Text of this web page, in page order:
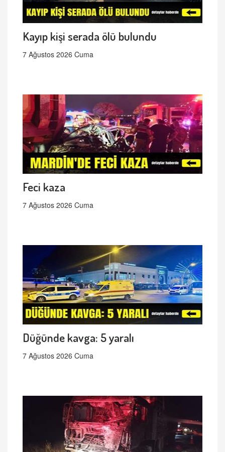
Kayıp kişi serada ölü bulundu
7 Ağustos 2026 Cuma
Feci kaza
7 Ağustos 2026 Cuma
Düğünde kavga: 5 yaralı
7 Ağustos 2026 Cuma